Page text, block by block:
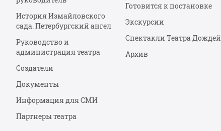
История Измайловского
сада. Петербургский ангел
Руководство и
администрация театра
Создатели
Документы
Информация для СМИ
Партнеры театра
Готовится к постановке
Экскурсии
Спектакли Театра Дождей
Архив